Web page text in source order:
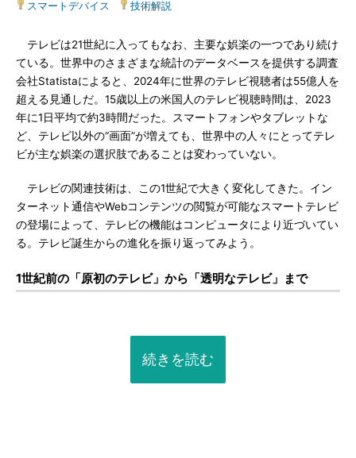
スマートデバイス 技術解説
テレビは21世紀に入ってもなお、主要な娯楽の一つであり続け
ている。世界中のさまざまな統計のデータベースを提供する調査
会社Statistaによると、2024年に世界のテレビ視聴者は55億人を
超える見通しだ。15歳以上の米国人のテレビ視聴時間は、2023
年に1日平均で約3時間だった。スマートフォンやタブレットな
ど、テレビ以外の“画面”が増えても、世界中の人々にとってテレ
ビが主な娯楽の選択肢であることは変わっていない。
テレビの関連技術は、この1世紀で大きく変化してきた。イン
ターネット通信やWebコンテンツの閲覧が可能なスマートテレビ
の登場によって、テレビの機能はコンピュータにより近づいてい
る。テレビ誕生からの進化を振り返ってみよう。
1世紀前の「原初のテレビ」から「透明なテレビ」まで
続きを読む